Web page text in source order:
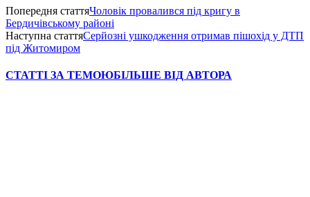
Попередня статтяЧоловік провалився під кригу в
Бердичівському районі
Наступна статтяСерйозні ушкодження отримав пішохід у ДТП
під Житомиром
СТАТТІ ЗА ТЕМОЮБІЛЬШЕ ВІД АВТОРА